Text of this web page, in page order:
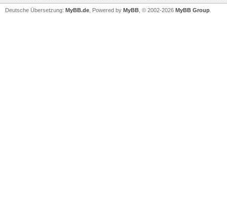
Deutsche Übersetzung: MyBB.de , Powered by MyBB , © 2002-2026 MyBB Group